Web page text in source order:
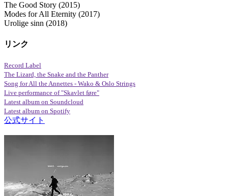
The Good Story (2015)
Modes for All Eternity (2017)
Urolige sinn (2018)
リンク
Record Label
The Lizard, the Snake and the Panther
Song for All the Annettes - Wako & Oslo Strings
Live performance of "Skavlet føre"
Latest album on Soundcloud
Latest album on Spotify
公式サイト